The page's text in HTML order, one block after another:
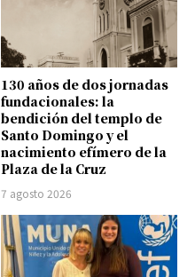
130 años de dos jornadas
fundacionales: la
bendición del templo de
Santo Domingo y el
nacimiento efímero de la
Plaza de la Cruz
7 agosto 2026